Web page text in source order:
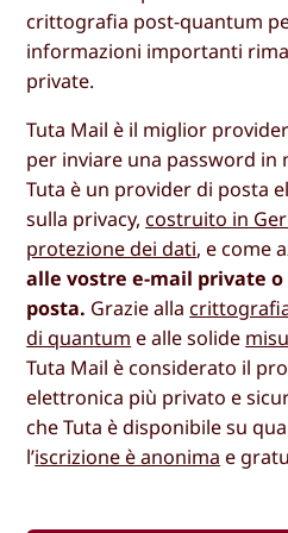
crittografia post-quantum
informazioni importanti
private.
Tuta Mail è il miglior
per inviare una password in
Tuta è un provider di posta
sulla privacy, costruito in
protezione dei dati, e come
alle vostre e-mail private
posta. Grazie alla
di quantum e alle solide
Tuta Mail è considerato il
elettronica più privato e
che Tuta è disponibile su
l’iscrizione è anonima e